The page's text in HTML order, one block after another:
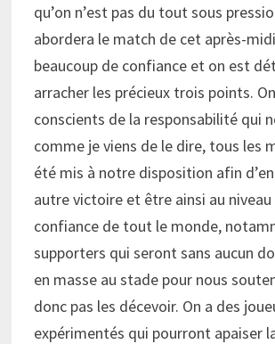
qu’on n’est pas du tout sous
abordera le match de cet après-
beaucoup de confiance et on est
arracher les précieux trois points.
conscients de la responsabilité qui
comme je viens de le dire, tous les
été mis à notre disposition afin
autre victoire et être ainsi au niveau
confiance de tout le monde,
supporters qui seront sans aucun
en masse au stade pour nous
donc pas les décevoir. On a des
expérimentés qui pourront apaiser